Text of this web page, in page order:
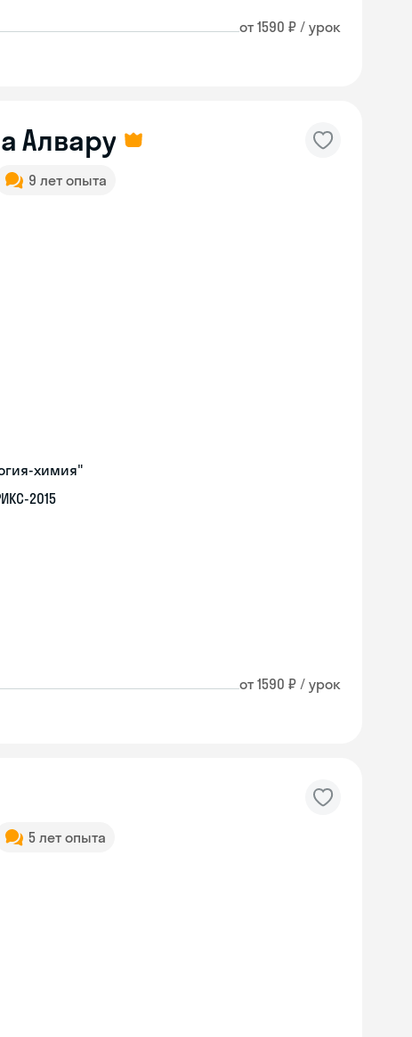
от 1590 ₽ / урок
Алвару
9 лет опыта
химия"
2015
от 1590 ₽ / урок
5 лет опыта